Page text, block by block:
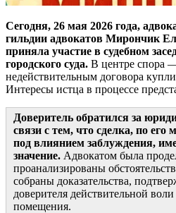
Сегодня, 26 мая 2026 года,
гильдии адвокатов Мирончик
приняла участие в судебном
городского суда. В центре спора
недействительным договора
Интересы истца в процессе
Доверитель обратился за
связи с тем, что сделка, по
под влиянием заблуждения,
значение. Адвокатом была
проанализированы
собраны доказательства,
доверителя действительной
помещения.